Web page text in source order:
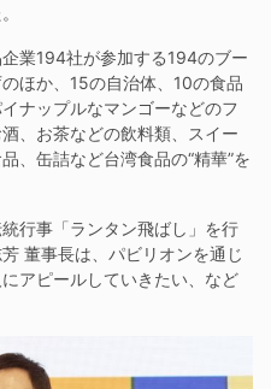
業194社が参加する194のブー
ほか、15の自治体、10の食品
ナップルなマンゴーなどのフ
、お茶などの飲料類、スイー
、缶詰など台湾食品の“精華”を
行事「ランタン飛ばし」を行
董事長は、パビリオンを通じ
アピールしていきたい、など